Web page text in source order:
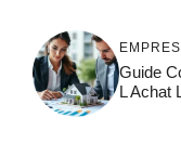
Guide
L Achat